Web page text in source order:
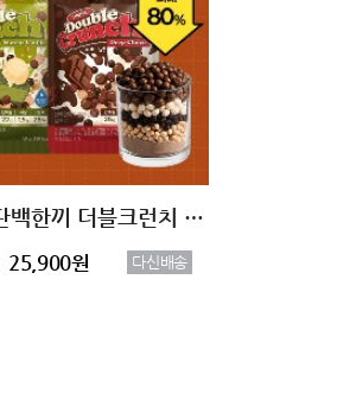
[타임딜] 단백한끼 더블크런치 단백질쉐이크 2종 (7+7)
25,900원 다신배송